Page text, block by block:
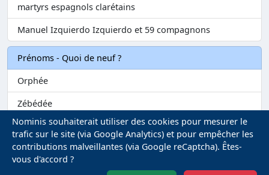
martyrs espagnols clarétains
Manuel Izquierdo Izquierdo et 59 compagnons
Prénoms - Quoi de neuf ?
Orphée
Zébédée
Melvil
Matilin
Nominis souhaiterait utiliser des cookies pour mesurer le
trafic sur le site (via Google Analytics) et pour empêcher les
contributions malveillantes (via Google reCaptcha). Êtes-
vous d'accord ?